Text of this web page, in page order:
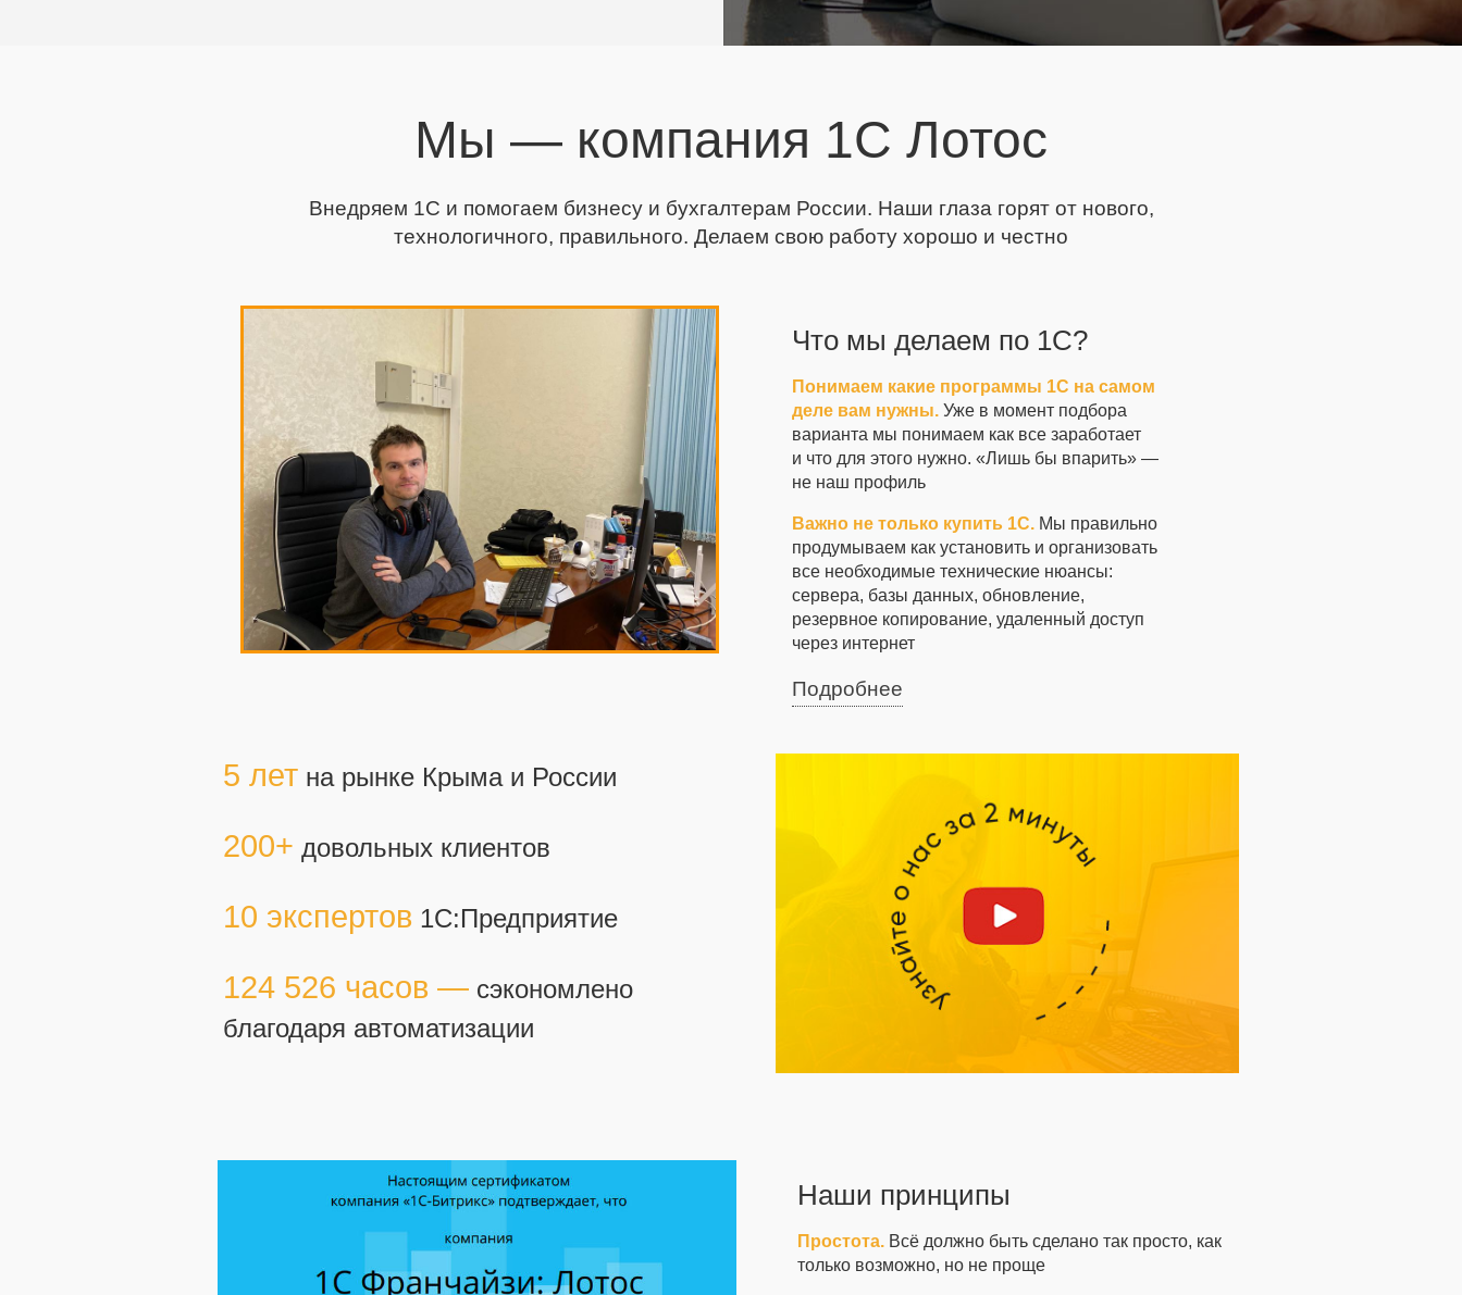
Мы — компания 1С Лотос
Внедряем 1С и помогаем бизнесу и бухгалтерам России. Наши глаза горят от нового,
технологичного, правильного. Делаем свою работу хорошо и честно
Что мы делаем по 1С?
Понимаем какие программы 1С на самом
деле вам нужны. Уже в момент подбора
варианта мы понимаем как все заработает
и что для этого нужно. «Лишь бы впарить» —
не наш профиль
Важно не только купить 1С. Мы правильно
продумываем как установить и организовать
все необходимые технические нюансы:
сервера, базы данных, обновление,
резервное копирование, удаленный доступ
через интернет
Подробнее
5 лет на рынке Крыма и России
200+ довольных клиентов
10 экспертов 1С:Предприятие
124 526 часов — сэкономлено
благодаря автоматизации
Наши принципы
Простота.Всё должно быть сделано так просто, как
только возможно, но не проще